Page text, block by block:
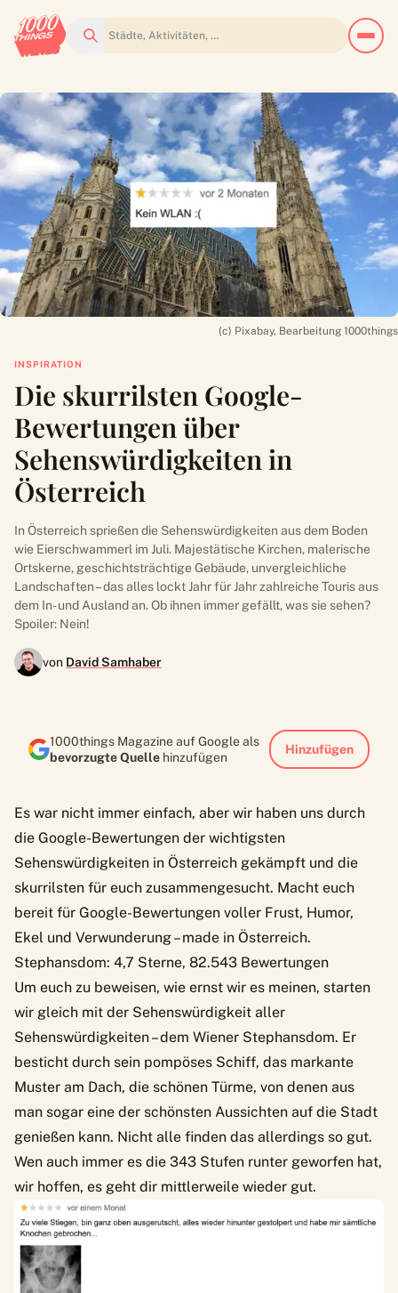
Suchen
(c) Pixabay, Bearbeitung 1000things
INSPIRATION
Die skurrilsten Google-
Bewertungen über
Sehenswürdigkeiten in
Österreich
In Österreich sprießen die Sehenswürdigkeiten aus dem Boden
wie Eierschwammerl im Juli. Majestätische Kirchen, malerische
Ortskerne, geschichtsträchtige Gebäude, unvergleichliche
Landschaften – das alles lockt Jahr für Jahr zahlreiche Touris aus
dem In- und Ausland an. Ob ihnen immer gefällt, was sie sehen?
Spoiler: Nein!
von David Samhaber
1000things Magazine auf Google als
bevorzugte Quelle hinzufügen
Hinzufügen
Es war nicht immer einfach, aber wir haben uns durch
die Google-Bewertungen der wichtigsten
Sehenswürdigkeiten in Österreich gekämpft und die
skurrilsten für euch zusammengesucht. Macht euch
bereit für Google-Bewertungen voller Frust, Humor,
Ekel und Verwunderung – made in Österreich.
Stephansdom: 4,7 Sterne, 82.543 Bewertungen
Um euch zu beweisen, wie ernst wir es meinen, starten
wir gleich mit der Sehenswürdigkeit aller
Sehenswürdigkeiten – dem Wiener Stephansdom. Er
besticht durch sein pompöses Schiff, das markante
Muster am Dach, die schönen Türme, von denen aus
man sogar eine der schönsten Aussichten auf die Stadt
genießen kann. Nicht alle finden das allerdings so gut.
Wen auch immer es die 343 Stufen runter geworfen hat,
wir hoffen, es geht dir mittlerweile wieder gut.